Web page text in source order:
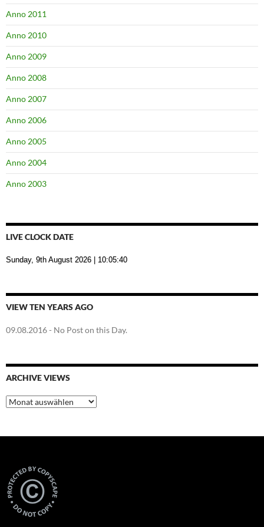
Anno 2011
Anno 2010
Anno 2009
Anno 2008
Anno 2007
Anno 2006
Anno 2005
Anno 2004
Anno 2003
LIVE CLOCK DATE
Sunday, 9th August 2026 | 10:05:40
VIEW TEN YEARS AGO
09.08.2016- No Post on this Day.
ARCHIVE VIEWS
Archive
Views